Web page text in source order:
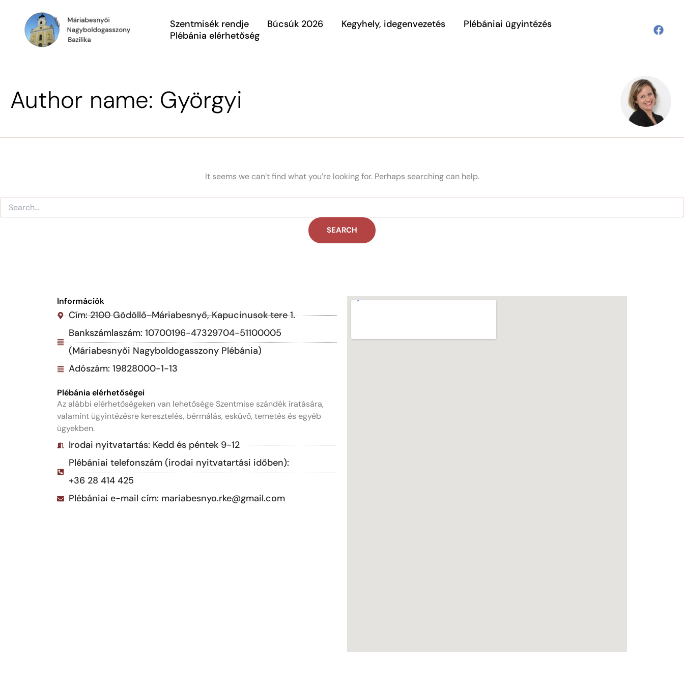
content
Szentmisék rendje Búcsúk 2026 Kegyhely, idegenvezetés
Plébániai ügyintézés
Plébánia elérhetőség
Author name: Györgyi
It seems we can’t find what you’re looking for. Perhaps searching can help.
Információk
Cím: 2100 Gödöllő-Máriabesnyő, Kapucinusok tere 1.
Bankszámlaszám: 10700196-47329704-51100005
(Máriabesnyői Nagyboldogasszony Plébánia)
Adószám: 19828000-1-13
Plébánia elérhetőségei
Az alábbi elérhetőségeken van lehetősége Szentmise szándék íratására,
valamint ügyintézésre keresztelés, bérmálás, esküvő, temetés és egyéb
ügyekben.
Irodai nyitvatartás: Kedd és péntek 9-12
Plébániai telefonszám (irodai nyitvatartási időben):
+36 28 414 425
Plébániai e-mail cím: mariabesnyo.rke@gmail.com